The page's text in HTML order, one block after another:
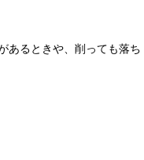
あるときや、削っても落ち